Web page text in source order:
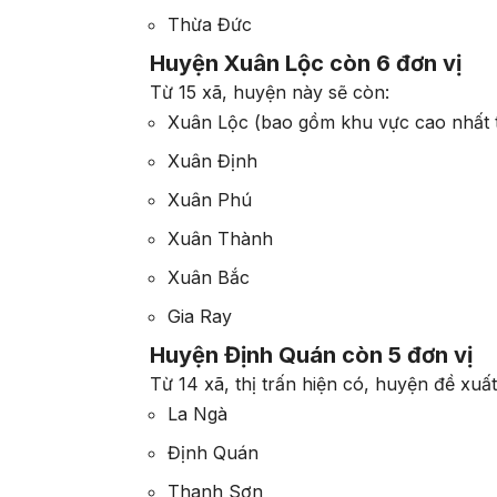
Thừa Đức
Huyện Xuân Lộc còn 6 đơn vị
Từ 15 xã, huyện này sẽ còn:
Xuân Lộc (bao gồm khu vực cao nhất
Xuân Định
Xuân Phú
Xuân Thành
Xuân Bắc
Gia Ray
Huyện Định Quán còn 5 đơn vị
Từ 14 xã, thị trấn hiện có, huyện đề
La Ngà
Định Quán
Thanh Sơn